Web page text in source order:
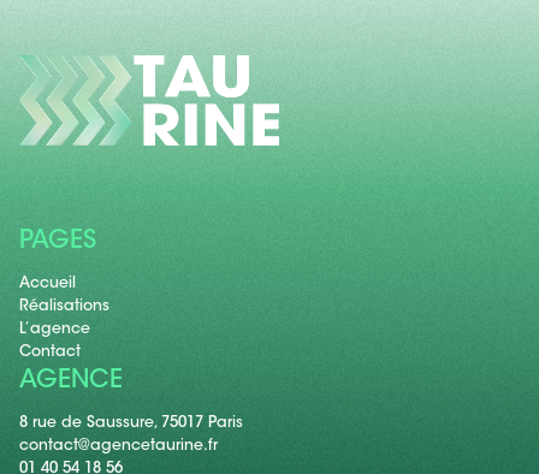
PAGES
Accueil
Réalisations
L’agence
Contact
AGENCE
8 rue de Saussure, 75017 Paris
contact@agencetaurine.fr
01 40 54 18 56